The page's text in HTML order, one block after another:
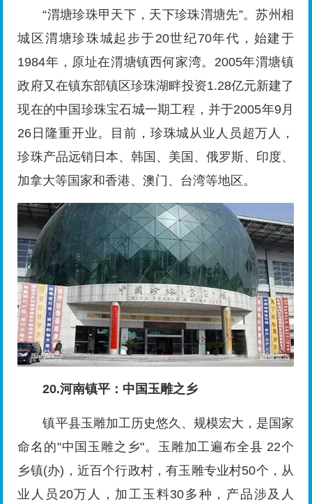
“渭塘珍珠甲天下，天下珍珠渭塘先”。苏州相
城区渭塘珍珠城起步于20世纪70年代，始建于
1984年，原址在渭塘镇西何家湾。2005年渭塘镇
政府又在镇东部镇区珍珠湖畔投资1.28亿元新建了
现在的中国珍珠宝石城一期工程，并于2005年9月
26日隆重开业。目前，珍珠城从业人员超万人，
珍珠产品远销日本、韩国、美国、俄罗斯、印度、
加拿大等国家和香港、澳门、台湾等地区。
20.河南镇平：中国玉雕之乡
镇平县玉雕加工历史悠久、规模宏大，是国家
命名的"中国玉雕之乡"。玉雕加工遍布全县 22个
乡镇(办)，近百个行政村，有玉雕专业村50个，从
业人员20万人，加工玉料30多种，产品涉及人